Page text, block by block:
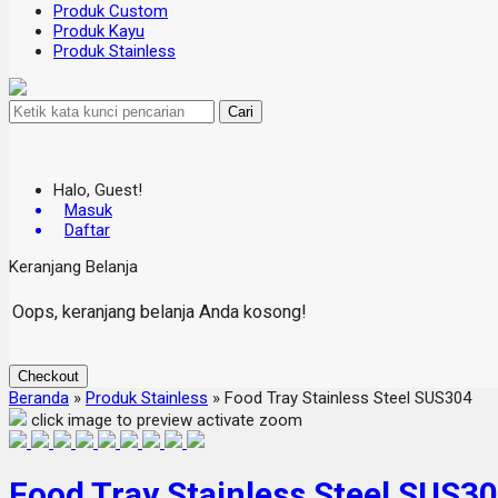
Produk Custom
Produk Kayu
Produk Stainless
Cari
Halo, Guest!
Masuk
Daftar
Keranjang Belanja
Oops, keranjang belanja Anda kosong!
Checkout
Beranda » Produk Stainless » Food Tray Stainless Steel SUS304
click image to preview activate zoom